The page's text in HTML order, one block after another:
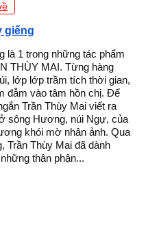
giếng
là 1 trong những tác phẩm
THÙY MAI. Từng hàng
lớp lớp trầm tích thời gian,
đẫm vào tâm hồn chị. Để
Trần Thùy Mai viết ra
sông Hương, núi Ngự, của
khói mờ nhân ảnh. Qua
Trần Thùy Mai đã dành
thân phận...